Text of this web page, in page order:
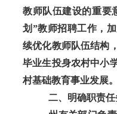
教师队伍建设的重要
划 ”教师招聘工作，
续优化教师队伍结构
毕业生投身农村中小
村基础教育事业发展。
二、明确职责任